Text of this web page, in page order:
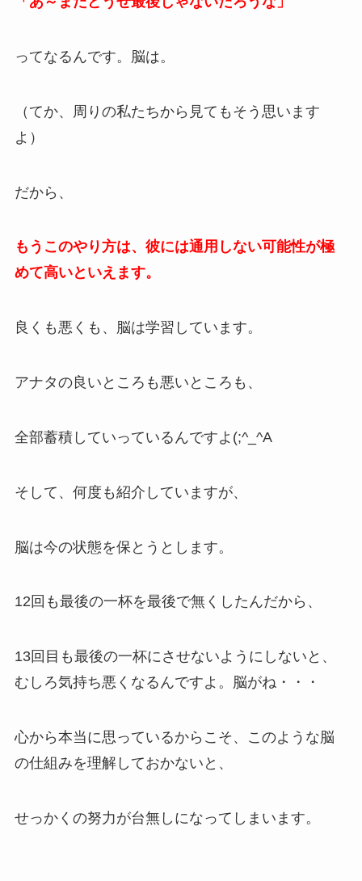
ってなるんです。脳は。
（てか、周りの私たちから見てもそう思います
よ）
だから、
もうこのやり方は、彼には通用しない可能性が極
めて高いといえます。
良くも悪くも、脳は学習しています。
アナタの良いところも悪いところも、
全部蓄積していっているんですよ(;^_^A
そして、何度も紹介していますが、
脳は今の状態を保とうとします。
12回も最後の一杯を最後で無くしたんだから、
13回目も最後の一杯にさせないようにしないと、
むしろ気持ち悪くなるんですよ。脳がね・・・
心から本当に思っているからこそ、このような脳
の仕組みを理解しておかないと、
せっかくの努力が台無しになってしまいます。